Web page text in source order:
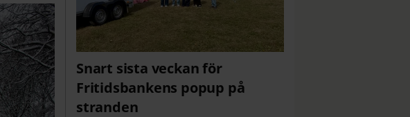
Snart sista veckan för
Fritidsbankens popup på
stranden